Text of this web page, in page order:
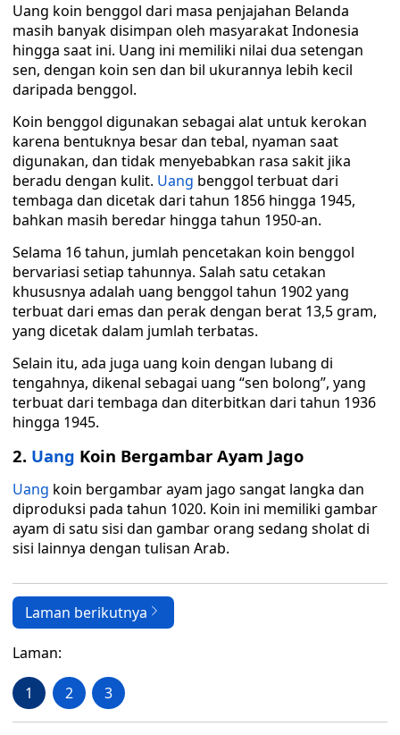
Uang koin benggol dari masa penjajahan Belanda
masih banyak disimpan oleh masyarakat Indonesia
hingga saat ini. Uang ini memiliki nilai dua setengan
sen, dengan koin sen dan bil ukurannya lebih kecil
daripada benggol.
Koin benggol digunakan sebagai alat untuk kerokan
karena bentuknya besar dan tebal, nyaman saat
digunakan, dan tidak menyebabkan rasa sakit jika
beradu dengan kulit. Uang benggol terbuat dari
tembaga dan dicetak dari tahun 1856 hingga 1945,
bahkan masih beredar hingga tahun 1950-an.
Selama 16 tahun, jumlah pencetakan koin benggol
bervariasi setiap tahunnya. Salah satu cetakan
khususnya adalah uang benggol tahun 1902 yang
terbuat dari emas dan perak dengan berat 13,5 gram,
yang dicetak dalam jumlah terbatas.
Selain itu, ada juga uang koin dengan lubang di
tengahnya, dikenal sebagai uang “sen bolong”, yang
terbuat dari tembaga dan diterbitkan dari tahun 1936
hingga 1945.
2. Uang Koin Bergambar Ayam Jago
Uang koin bergambar ayam jago sangat langka dan
diproduksi pada tahun 1020. Koin ini memiliki gambar
ayam di satu sisi dan gambar orang sedang sholat di
sisi lainnya dengan tulisan Arab.
Laman berikutnya
Laman:
1 2 3